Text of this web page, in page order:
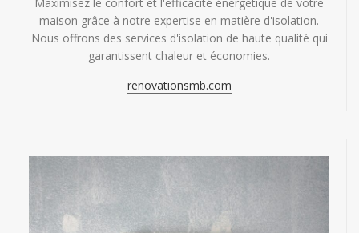
maison grâce à notre expertise en matière d'isolation.
Nous offrons des services d'isolation de haute qualité qui
garantissent chaleur et économies.
renovationsmb.com